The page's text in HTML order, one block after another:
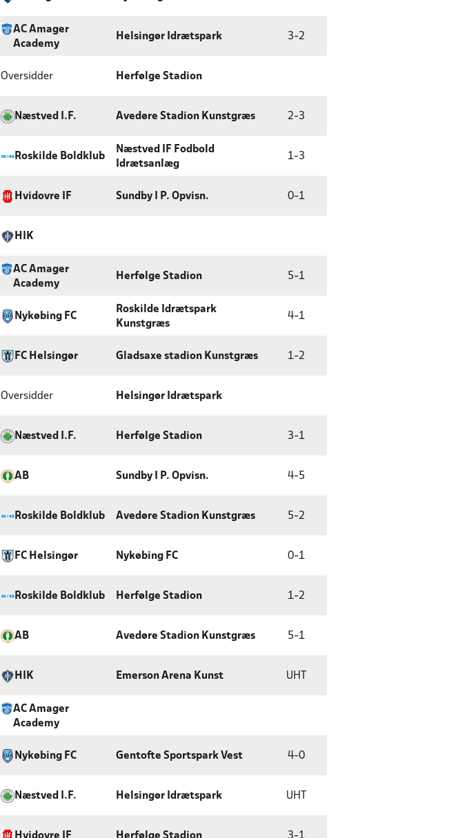
AC Amager
Academy
Helsingør Idrætspark 3-2
Oversidder Herfølge Stadion
Næstved I.F. Avedøre Stadion Kunstgræs 2-3
Roskilde Boldklub
Næstved IF Fodbold
Idrætsanlæg
1-3
Hvidovre IF Sundby I P. Opvisn. 0-1
HIK
AC Amager
Academy
Herfølge Stadion 5-1
Nykøbing FC
Roskilde Idrætspark
Kunstgræs
4-1
FC Helsingør Gladsaxe stadion Kunstgræs 1-2
Oversidder Helsingør Idrætspark
Næstved I.F. Herfølge Stadion 3-1
AB Sundby I P. Opvisn. 4-5
Roskilde Boldklub Avedøre Stadion Kunstgræs 5-2
FC Helsingør Nykøbing FC 0-1
Roskilde Boldklub Herfølge Stadion 1-2
AB Avedøre Stadion Kunstgræs 5-1
HIK Emerson Arena Kunst UHT
AC Amager
Academy
Nykøbing FC Gentofte Sportspark Vest 4-0
Næstved I.F. Helsingør Idrætspark UHT
Hvidovre IF Herfølge Stadion 3-1